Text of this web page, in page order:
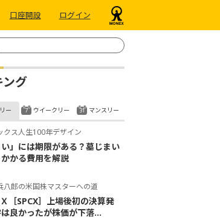
口座開設 ログイン
ング
ー
クス人生100年デザイン
い」には期限がある？墓じまい
かる費用を解説
八郎の米国株マスターへの道
［SPCX］上場後初の決算発
良かったが株価が下落...
ウイークリー マンスリー